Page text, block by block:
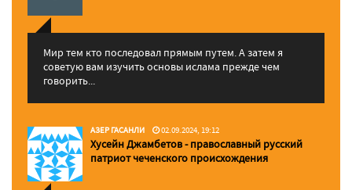
Мир тем кто последовал прямым путем. А затем я
советую вам изучить основы ислама прежде чем
говорить...
АЗЕР ГАСАНЛИ 02.09.2024, 19:12
Хусейн Джамбетов - православный русский
патриот чеченского происхождения